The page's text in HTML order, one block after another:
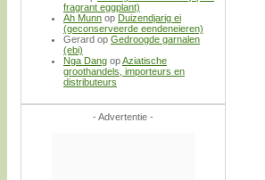
fragrant eggplant)
Ah Munn op Duizendjarig ei
(geconserveerde eendeneieren)
Gerard op Gedroogde garnalen
(ebi)
Nga Dang opAziatische
groothandels, importeurs en
distributeurs
- Advertentie -